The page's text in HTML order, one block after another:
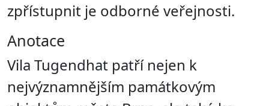
zpřístupnit je odborné veřejnosti.
Anotace
Vila Tugendhat patří nejen k
nejvýznamnějším památkovým